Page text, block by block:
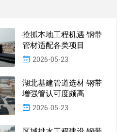
抢抓本地工程机遇 钢带
管材适配各类项目
2026-05-23
湖北基建管道选材 钢带
增强管认可度颇高
2026-05-23